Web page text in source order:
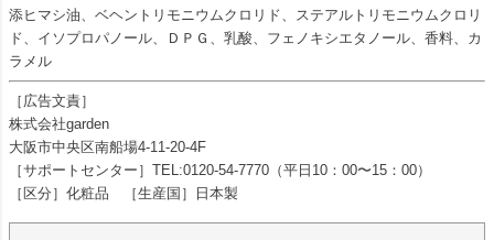
添ヒマシ油、ベヘントリモニウムクロリド、ステアルトリモニウムクロリ
ド、イソプロパノール、ＤＰＧ、乳酸、フェノキシエタノール、香料、カ
ラメル
［広告文責］
株式会社garden
大阪市中央区南船場4-11-20-4F
［サポートセンター］TEL:0120-54-7770（平日10：00〜15：00）
［区分］化粧品 ［生産国］日本製